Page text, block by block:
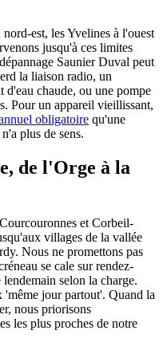
est, les Yvelines à l'ouest
jusqu'à ces limites
Saunier Duval peut
la liaison radio, un
d'eau chaude, ou une pompe
Pour un appareil vieillissant,
obligatoire qu'une
plus de sens.
de l'Orge à la
et Corbeil-
villages de la vallée
Nous ne promettons pas
se cale sur rendez-
selon la charge.
jour partout'. Quand la
nous priorisons
les plus proches de notre